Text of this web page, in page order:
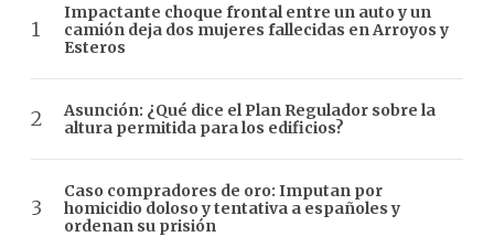
Impactante choque frontal entre un auto y un
camión deja dos mujeres fallecidas en Arroyos y
Esteros
Asunción: ¿Qué dice el Plan Regulador sobre la
altura permitida para los edificios?
Caso compradores de oro: Imputan por
homicidio doloso y tentativa a españoles y
ordenan su prisión